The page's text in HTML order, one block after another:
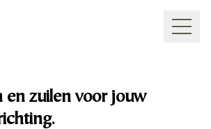
en zuilen voor jouw